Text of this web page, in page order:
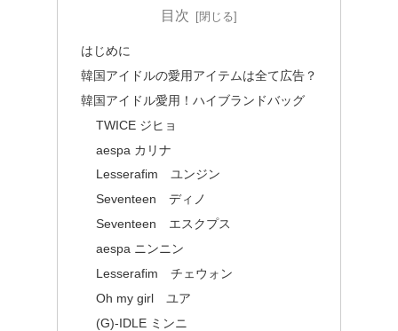
目次
はじめに
韓国アイドルの愛用アイテムは全て広告？
韓国アイドル愛用！ハイブランドバッグ
TWICE ジヒョ
aespa カリナ
Lesserafim ユンジン
Seventeen ディノ
Seventeen エスクプス
aespa ニンニン
Lesserafim チェウォン
Oh my girl ユア
(G)-IDLE ミンニ